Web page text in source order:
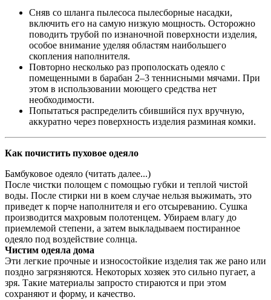
Сняв со шланга пылесоса пылесборные насадки,
включить его на самую низкую мощность. Осторожно
поводить трубой по изнаночной поверхности изделия,
особое внимание уделяя областям наибольшего
скопления наполнителя.
Повторно несколько раз прополоскать одеяло с
помещенными в барабан 2–3 теннисными мячами. При
этом в использовании моющего средства нет
необходимости.
Попытаться распределить сбившийся пух вручную,
аккуратно через поверхность изделия разминая комки.
Как почистить пуховое одеяло
Бамбуковое одеяло (читать далее...)
После чистки полощем с помощью губки и теплой чистой
воды. После стирки ни в коем случае нельзя выжимать, это
приведет к порче наполнителя и его отсыреванию. Сушка
производится махровым полотенцем. Убираем влагу до
приемлемой степени, а затем выкладываем постиранное
одеяло под воздействие солнца.
Чистим одеяла дома
Эти легкие прочные и износостойкие изделия так же рано или
поздно загрязняются. Некоторых хозяек это сильно пугает, а
зря. Такие материалы запросто стираются и при этом
сохраняют и форму, и качество.